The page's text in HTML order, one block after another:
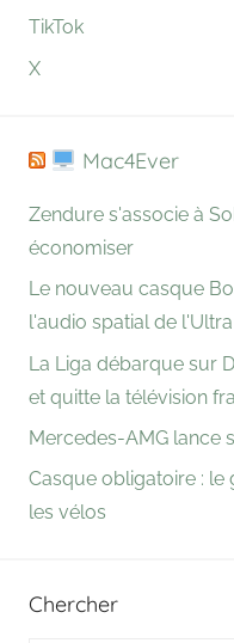
TikTok
X
Mac4Ever
Zendure s'associe à
économiser
Le nouveau casque
l'audio spatial de l'Ultra
La Liga débarque sur
et quitte la télévision
Mercedes-AMG lance
Casque obligatoire :
les vélos
Chercher